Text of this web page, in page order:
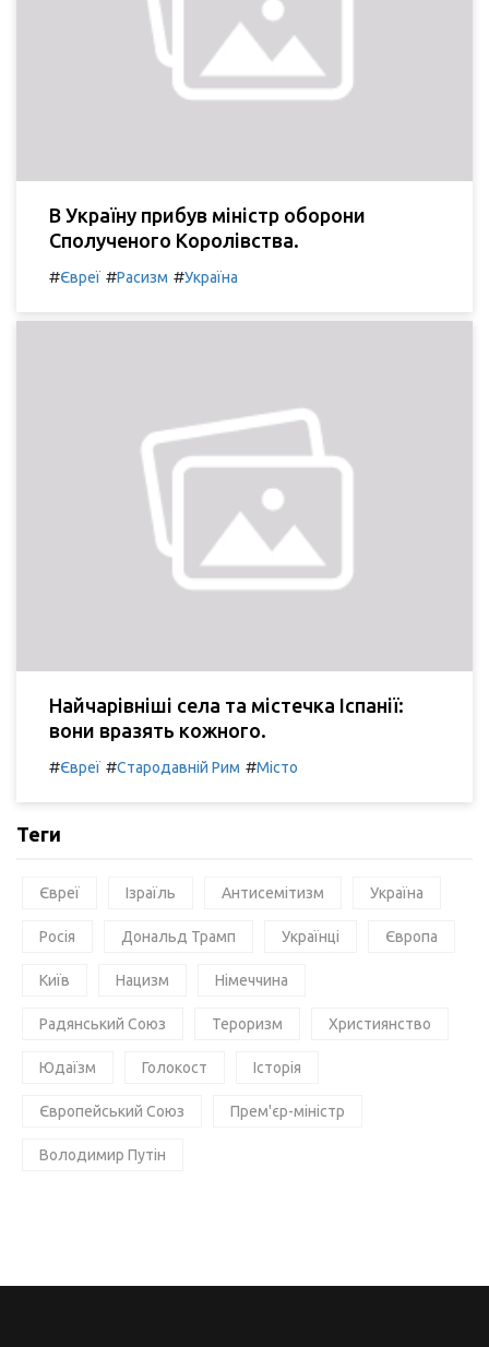
В Україну прибув міністр оборони
Сполученого Королівства.
#Євреї #Расизм #Україна
Найчарівніші села та містечка Іспанії:
вони вразять кожного.
#Євреї #Стародавній Рим #Місто
Теги
Євреї Ізраїль Антисемітизм Україна
Росія Дональд Трамп Українці Європа
Київ Нацизм Німеччина
Радянський Союз Тероризм Християнство
Юдаїзм Голокост Історія
Європейський Союз Прем'єр-міністр
Володимир Путін